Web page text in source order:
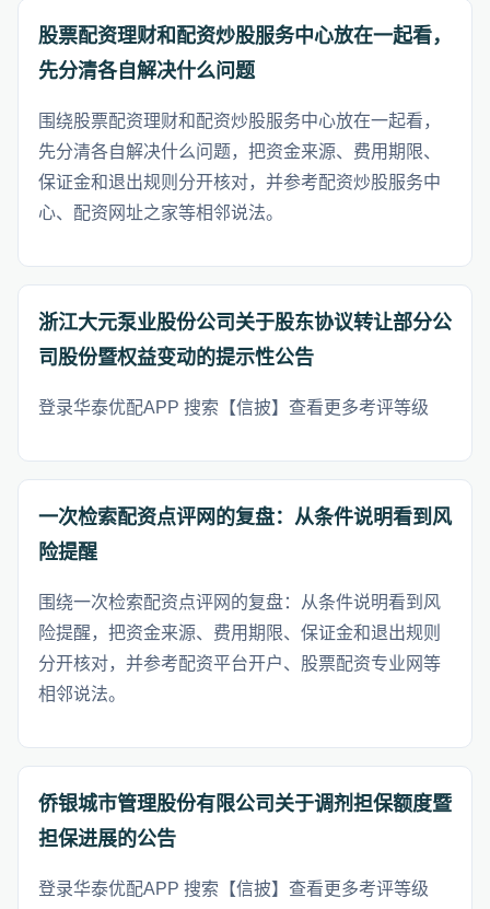
股票配资理财和配资炒股服务中心放在一起看，
先分清各自解决什么问题
围绕股票配资理财和配资炒股服务中心放在一起看，
先分清各自解决什么问题，把资金来源、费用期限、
保证金和退出规则分开核对，并参考配资炒股服务中
心、配资网址之家等相邻说法。
浙江大元泵业股份公司关于股东协议转让部分公
司股份暨权益变动的提示性公告
登录华泰优配APP 搜索【信披】查看更多考评等级
一次检索配资点评网的复盘：从条件说明看到风
险提醒
围绕一次检索配资点评网的复盘：从条件说明看到风
险提醒，把资金来源、费用期限、保证金和退出规则
分开核对，并参考配资平台开户、股票配资专业网等
相邻说法。
侨银城市管理股份有限公司关于调剂担保额度暨
担保进展的公告
登录华泰优配APP 搜索【信披】查看更多考评等级